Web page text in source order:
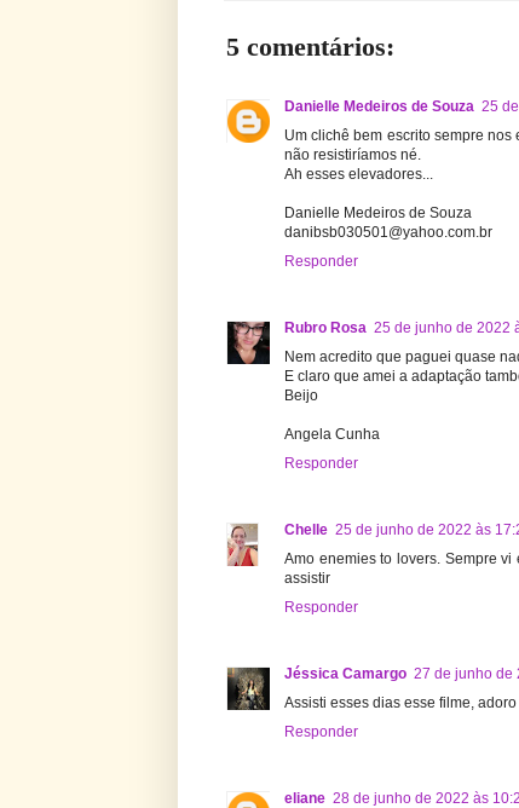
5 comentários:
Danielle Medeiros de Souza 25
Um clichê bem escrito sempre
não resistiríamos né.
Ah esses elevadores...
Danielle Medeiros de Souza
danibsb030501@yahoo.com.br
Responder
Rubro Rosa 25 de junho de 2022
Nem acredito que paguei quase
E claro que amei a adaptação
Beijo
Angela Cunha
Responder
Chelle 25 de junho de 2022 às
Amo enemies to lovers. Sempre
assistir
Responder
Jéssica Camargo 27 de junho de
Assisti esses dias esse filme,
Responder
eliane 28 de junho de 2022 às